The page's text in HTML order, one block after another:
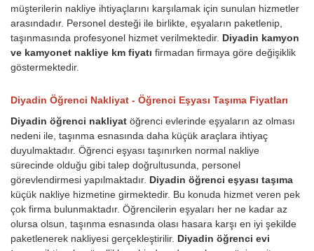
müşterilerin nakliye ihtiyaçlarını karşılamak için sunulan hizmetler
arasındadır. Personel desteği ile birlikte, eşyaların paketlenip,
taşınmasında profesyonel hizmet verilmektedir. Diyadin kamyon
ve kamyonet nakliye km fiyatı firmadan firmaya göre değişiklik
göstermektedir.
Diyadin Öğrenci Nakliyat - Öğrenci Eşyası Taşıma Fiyatları
Diyadin öğrenci nakliyat öğrenci evlerinde eşyaların az olması
nedeni ile, taşınma esnasında daha küçük araçlara ihtiyaç
duyulmaktadır. Öğrenci eşyası taşınırken normal nakliye
sürecinde olduğu gibi talep doğrultusunda, personel
görevlendirmesi yapılmaktadır. Diyadin öğrenci eşyası taşıma
küçük nakliye hizmetine girmektedir. Bu konuda hizmet veren pek
çok firma bulunmaktadır. Öğrencilerin eşyaları her ne kadar az
olursa olsun, taşınma esnasında olası hasara karşı en iyi şekilde
paketlenerek nakliyesi gerçekleştirilir. Diyadin öğrenci evi